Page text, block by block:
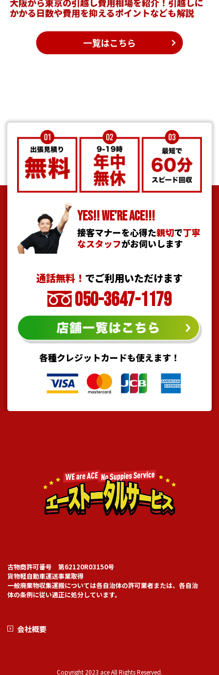
かかる日数や費用を抑えるポイントなども解説
一覧はこちら
YES!! WE’RE ACE!!!
接客マナーを心得た親切で丁寧
なスタッフがお伺いします
通話無料！ でご利用いただけます
050-3647-1179
各種クレジットカードも使えます！
古物商許可番号 第62120R03150号
貨物軽自動車運送事業取得
一般廃棄物収集運搬については各自治体の許可業者または、各自治
体の条例に従い適正に処分しています。
会社概要
Copyright 2023 ace All Rights Reserved.